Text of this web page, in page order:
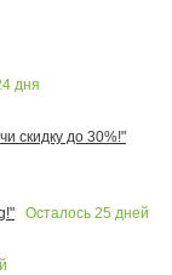
дня
скидку до 30%!"
Осталось 25 дней